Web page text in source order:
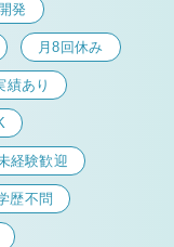
発
月8回休み
績あり
経験歓迎
歴不問